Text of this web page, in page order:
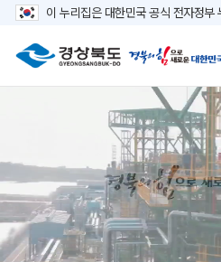
이 누리집은 대한민국 공식 전자정부